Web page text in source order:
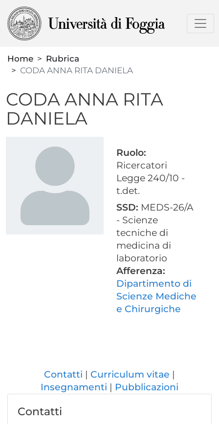
al
contenuto
Home
Rubrica
CODA ANNA RITA DANIELA
CODA ANNA RITA
DANIELA
Ruolo:
Ricercatori
Legge 240/10 -
t.det.
SSD: MEDS-26/A
- Scienze
tecniche di
medicina di
laboratorio
Afferenza:
Dipartimento di
Scienze Mediche
e Chirurgiche
Contatti
Curriculum vitae
Insegnamenti
Pubblicazioni
Contatti